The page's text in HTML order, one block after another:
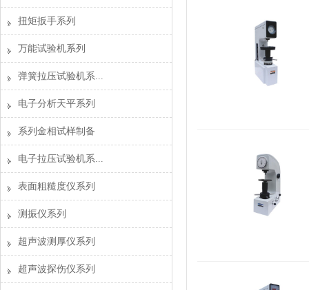
扭矩扳手系列
万能试验机系列
弹簧拉压试验机系...
电子分析天平系列
系列金相试样制备
电子拉压试验机系...
表面粗糙度仪系列
测振仪系列
超声波测厚仪系列
超声波探伤仪系列